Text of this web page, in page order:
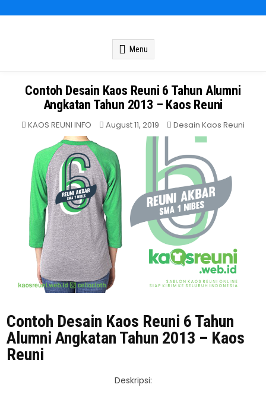
Menu
Contoh Desain Kaos Reuni 6 Tahun Alumni
Angkatan Tahun 2013 – Kaos Reuni
KAOS REUNI INFO August 11, 2019 Posted
Desain Kaos Reuni
Contoh Desain Kaos Reuni 6 Tahun
Alumni Angkatan Tahun 2013 – Kaos
Reuni
Deskripsi: